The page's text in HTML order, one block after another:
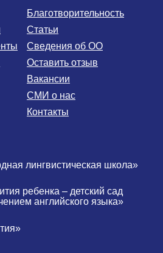
ребенка – детский сад
английского языка»
лингвистическая школа»
Сведения об ОО
Вакансии
Оставить отзыв
Благотворительность
Статьи
СМИ о нас
Контакты